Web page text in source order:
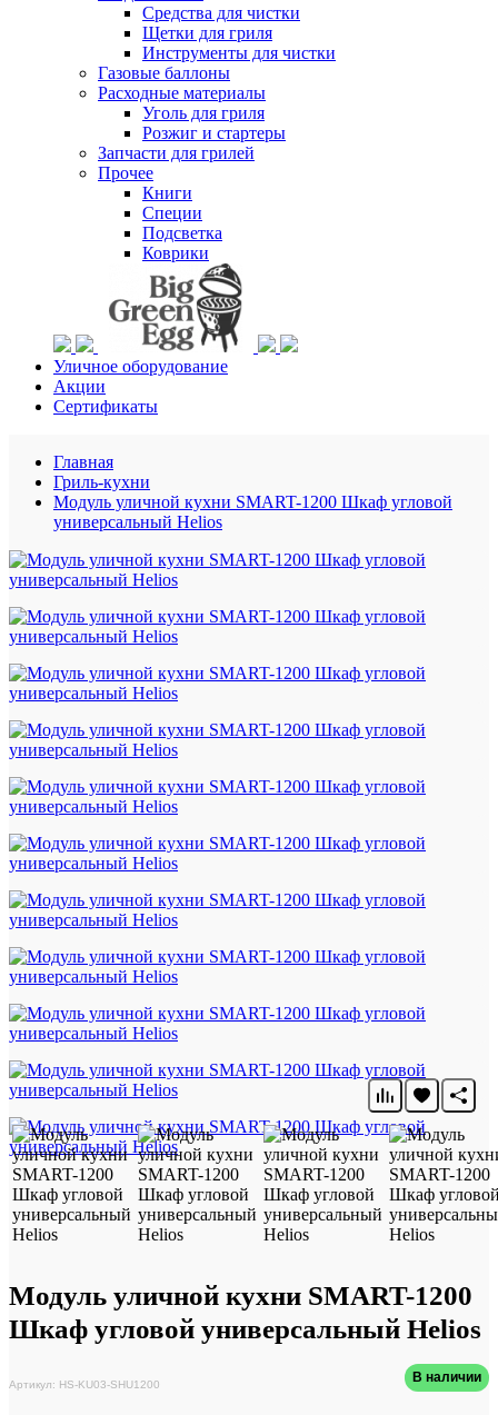
Средства для чистки
Щетки для гриля
Инструменты для чистки
Газовые баллоны
Расходные материалы
Уголь для гриля
Розжиг и стартеры
Запчасти для грилей
Прочее
Книги
Специи
Подсветка
Коврики
Уличное оборудование
Акции
Сертификаты
Главная
Гриль-кухни
Модуль уличной кухни SMART-1200 Шкаф угловой
универсальный Helios
Модуль уличной кухни SMART-1200
Шкаф угловой универсальный Helios
Артикул: HS-KU03-SHU1200 В наличии